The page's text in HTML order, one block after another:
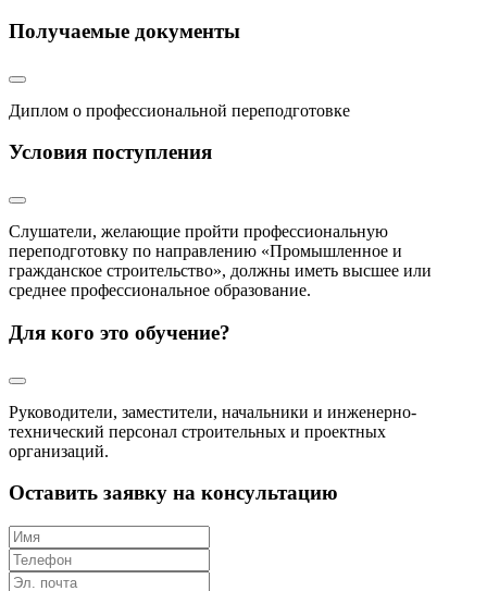
Получаемые документы
Диплом о профессиональной переподготовке
Условия поступления
Слушатели, желающие пройти профессиональную
переподготовку по направлению «Промышленное и
гражданское строительство», должны иметь высшее или
среднее профессиональное образование.
Для кого это обучение?
Руководители, заместители, начальники и инженерно-
технический персонал строительных и проектных
организаций.
Оставить заявку на консультацию